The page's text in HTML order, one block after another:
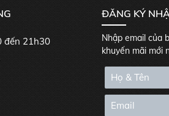
đến 21h30
ĐĂNG KÝ
Nhập email của
khuyến mãi mới